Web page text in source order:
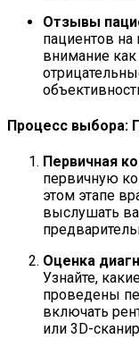
Отзывы
пациентов
внимание
Процесс выбора:
Первичная
первичную
этом этапе
выслушать
Оценка
Узнайте,
проведены
включать
или 3D-